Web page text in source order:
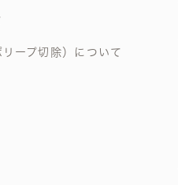
ープ切除）について